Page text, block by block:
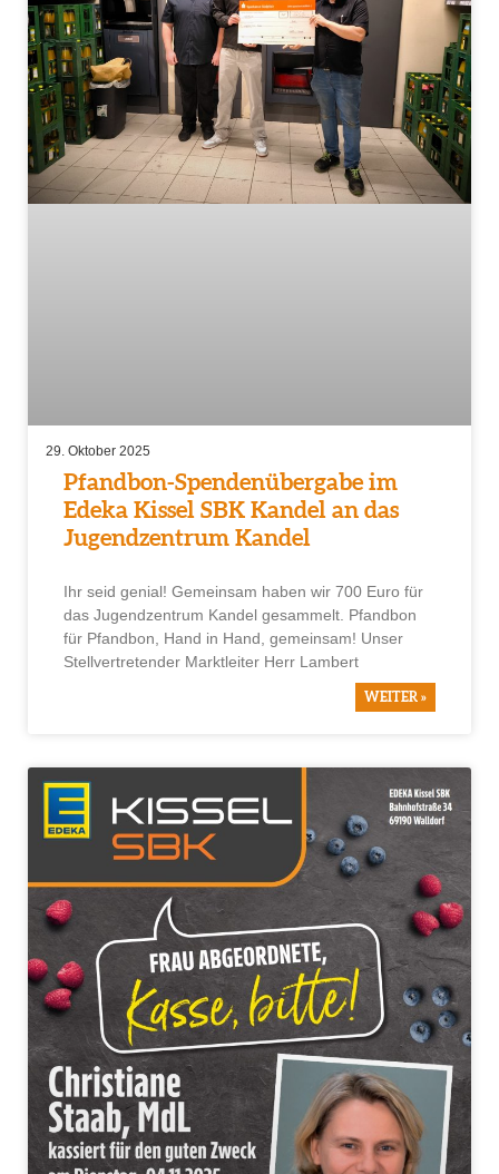
Pfandbon-Spendenübergabe im
Edeka Kissel SBK Kandel an das
Jugendzentrum Kandel
Ihr seid genial! Gemeinsam haben wir 700 Euro für
das Jugendzentrum Kandel gesammelt. Pfandbon
für Pfandbon, Hand in Hand, gemeinsam! Unser
Stellvertretender Marktleiter Herr Lambert
WEITER »
29. Oktober 2025